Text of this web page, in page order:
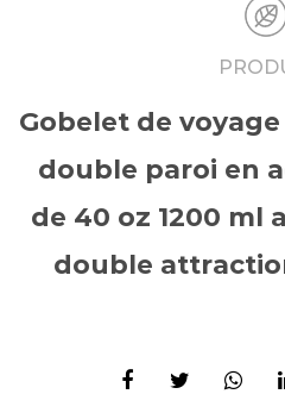
Gobelet de
double paroi en
de 40 oz 1200 ml
double